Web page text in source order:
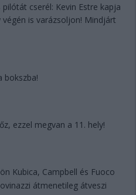
cserél: Kevin Estre kapja
is varázsoljon! Mindjárt
bokszba!
ezzel megvan a 11. hely!
Kubica, Campbell és Fuoco
átmenetileg átveszi